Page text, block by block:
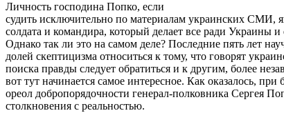
Личность господина Попко, если
судить исключительно по материалам украинских СМИ,
солдата и командира, который делает все ради Украины
Однако так ли это на самом деле? Последние пять лет
долей скептицизма относиться к тому, что говорят
поиска правды следует обратиться и к другим, более
вот тут начинается самое интересное. Как оказалось,
ореол добропорядочности генерал-полковника Сергея
столкновения с реальностью.